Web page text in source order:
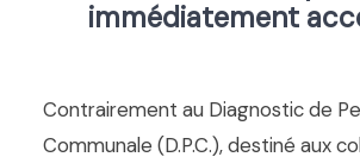
immédiatement
Contrairement au Diagnostic de
Communale (D.P.C.), destiné aux